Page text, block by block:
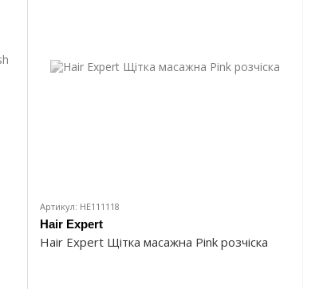
Артикул: HE111118
Hair Expert
Hair Expert Щітка масажна Pink розчіска